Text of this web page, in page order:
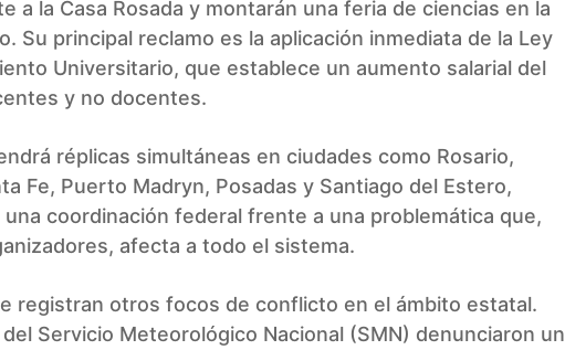
a la Casa Rosada y montarán una feria de ciencias en la
Su principal reclamo es la aplicación inmediata de la Ley
Universitario, que establece un aumento salarial del
y no docentes.
réplicas simultáneas en ciudades como Rosario,
Fe, Puerto Madryn, Posadas y Santiago del Estero,
coordinación federal frente a una problemática que,
afecta a todo el sistema.
registran otros focos de conflicto en el ámbito estatal.
Servicio Meteorológico Nacional (SMN) denunciaron un